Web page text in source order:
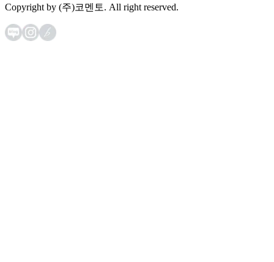
Copyright by (주)코멘토. All right reserved.